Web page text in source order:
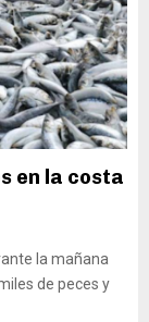
en la costa
la mañana
de peces y